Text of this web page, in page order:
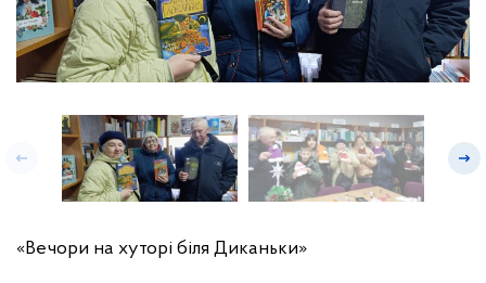
«Вечори на хуторі біля Диканьки»